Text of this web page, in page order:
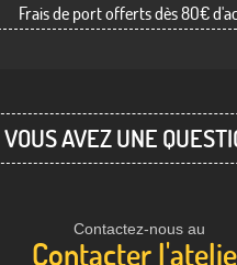
Frais de port offerts dès 80€
VOUS AVEZ UNE
Contactez-nous au
Contacter